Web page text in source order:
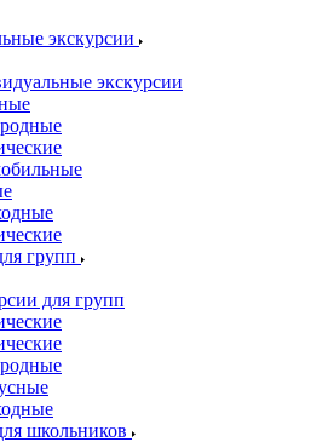
экскурсии
экскурсии
групп
для групп
школьников